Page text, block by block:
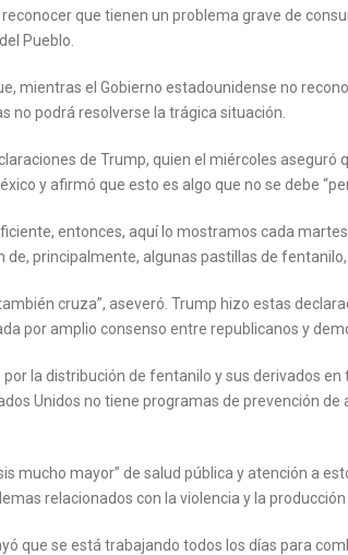
que tienen un problema grave de
Pueblo.
mientras el Gobierno estadounidense no
no podrá resolverse la trágica situación.
de Trump, quien el miércoles aseguró
y afirmó que esto es algo que no se debe
entonces, aquí lo mostramos cada
de, principalmente, algunas pastillas de fentanilo,
cruza”, aseveró. Trump hizo estas
por amplio consenso entre republicanos y
la distribución de fentanilo y sus derivados
Unidos no tiene programas de prevención de
mucho mayor” de salud pública y atención a
relacionados con la violencia y la
que se está trabajando todos los días para